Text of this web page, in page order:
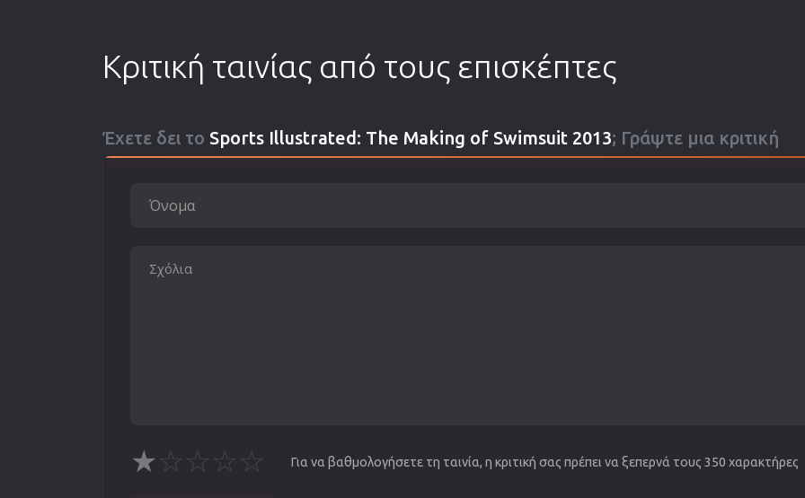
Κριτική ταινίας από τους επισκέπτες
Έχετε δει το Sports Illustrated: The Making of Swimsuit 2013; Γράψτε μια κριτική
★☆☆☆☆ Για να βαθμολογήσετε τη ταινία, η κριτική σας πρέπει να ξεπερνά τους 350 χαρακτήρες